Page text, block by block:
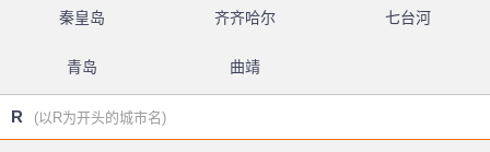
秦皇岛 齐齐哈尔 七台河
青岛 曲靖
R (以R为开头的城市名)